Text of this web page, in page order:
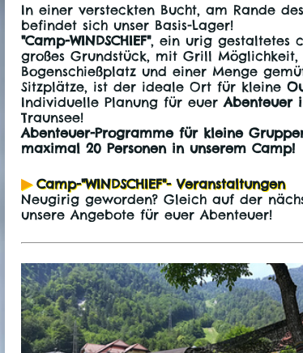
In einer versteckten Bucht, am Rande
befindet sich unser Basis-Lager!
"Camp-WINDSCHIEF", ein urig gestaltetes
großes Grundstück, mit Grill Möglichkeit,
Bogenschießplatz und einer Menge
Sitzplätze, ist der ideale Ort für kleine
Individuelle Planung für euer Abenteuer
Traunsee!
Abenteuer-Programme für kleine
maximal 20 Personen in unserem Camp!
Camp-"WINDSCHIEF"- Veranstaltungen
Neugirig geworden? Gleich auf der
unsere Angebote für euer Abenteuer!